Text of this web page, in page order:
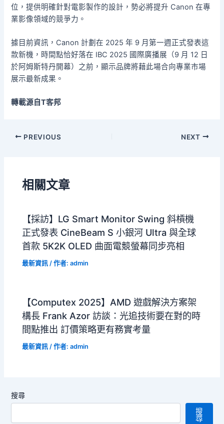
位，提供明確針對電影製作的設計，勢必將提升 Canon 在專
業影像領域的競爭力。
據目前資訊，Canon 計劃在 2025 年 9 月第一週正式發表這
款新機，時間點恰好落在 IBC 2025 國際廣播展（9 月 12 日
於阿姆斯特丹開幕）之前，顯示品牌將藉此場合向專業市場
展示最新成果。
轉載源自T客邦
PREVIOUS NEXT
相關文章
【採訪】LG Smart Monitor Swing 斜槓機
正式發表 CineBeam S 小銀河 Ultra 與全球
首款 5K2K OLED 曲面電競螢幕同步亮相
最新資訊 / 作者:admin
【Computex 2025】AMD 遊戲解決方案架
構長 Frank Azor 訪談：光追技術要在對的時
間點推出 訂價策略更有務實考量
最新資訊 / 作者:admin
搜尋
搜
尋